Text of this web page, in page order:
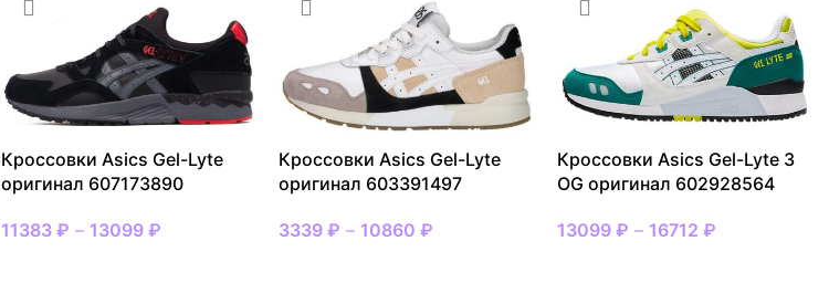
Кроссовки Asics Gel-Lyte
оригинал 607173890
11383 ₽ – 13099 ₽
Кроссовки Asics Gel-Lyte
оригинал 603391497
3339₽ – 10860₽
Кроссовки Asics Gel-Lyte 3
OG оригинал 602928564
13099 ₽ – 16712 ₽